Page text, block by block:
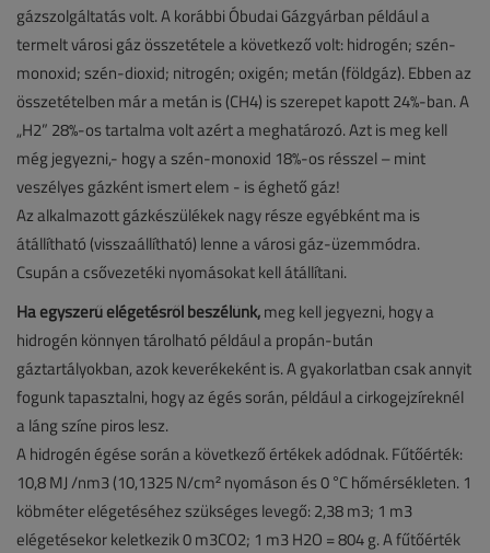
gázszolgáltatás volt. A korábbi Óbudai Gázgyárban például a
termelt városi gáz összetétele a következő volt: hidrogén; szén-
monoxid; szén-dioxid; nitrogén; oxigén; metán (földgáz). Ebben az
összetételben már a metán is (CH4) is szerepet kapott 24%-ban. A
„H2” 28%-os tartalma volt azért a meghatározó. Azt is meg kell
még jegyezni,- hogy a szén-monoxid 18%-os résszel – mint
veszélyes gázként ismert elem - is éghető gáz!
Az alkalmazott gázkészülékek nagy része egyébként ma is
átállítható (visszaállítható) lenne a városi gáz-üzemmódra.
Csupán a csővezetéki nyomásokat kell átállítani.
Ha egyszerű elégetésről beszélünk,meg kell jegyezni, hogy a
hidrogén könnyen tárolható például a propán-bután
gáztartályokban, azok keverékeként is. A gyakorlatban csak annyit
fogunk tapasztalni, hogy az égés során, például a cirkogejzíreknél
a láng színe piros lesz.
A hidrogén égése során a következő értékek adódnak. Fűtőérték:
10,8 MJ /nm3 (10,1325 N/cm² nyomáson és 0 °C hőmérsékleten. 1
köbméter elégetéséhez szükséges levegő: 2,38 m3; 1 m3
elégetésekor keletkezik 0 m3CO2; 1 m3 H2O = 804 g. A fűtőérték